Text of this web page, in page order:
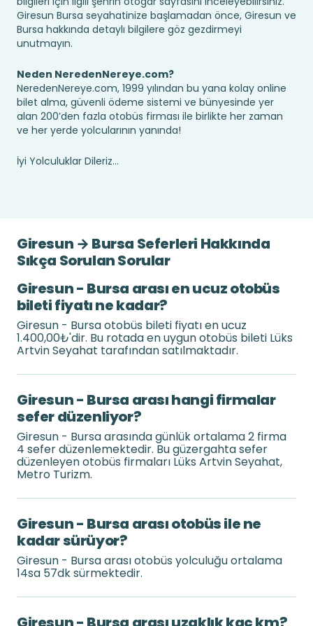
Giresun Bursa seyahatinize başlamadan önce, Giresun ve
Bursa hakkında detaylı bilgilere göz gezdirmeyi
unutmayın.
Neden NeredenNereye.com?
NeredenNereye.com, 1999 yılından bu yana kolay online
bilet alma, güvenli ödeme sistemi ve bünyesinde yer
alan 200’den fazla otobüs firması ile birlikte her zaman
ve her yerde yolcularının yanında!
İyi Yolculuklar Dileriz...
Giresun → Bursa Seferleri Hakkında
Sıkça Sorulan Sorular
Giresun - Bursa arası en ucuz otobüs
bileti fiyatı ne kadar?
Giresun - Bursa otobüs bileti fiyatı en ucuz
1.400,00₺'dir. Bu rotada en uygun otobüs bileti Lüks
Artvin Seyahat tarafından satılmaktadır.
Giresun - Bursa arası hangi firmalar
sefer düzenliyor?
Giresun - Bursa arasında günlük ortalama 2 firma
4 sefer düzenlemektedir. Bu güzergahta sefer
düzenleyen otobüs firmaları Lüks Artvin Seyahat,
Metro Turizm.
Giresun - Bursa arası otobüs ile ne
kadar sürüyor?
Giresun - Bursa arası otobüs yolculuğu ortalama
14sa 57dk sürmektedir.